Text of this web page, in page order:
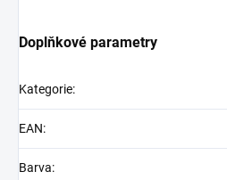
Doplňkové parametry
Kategorie:
EAN:
Barva: